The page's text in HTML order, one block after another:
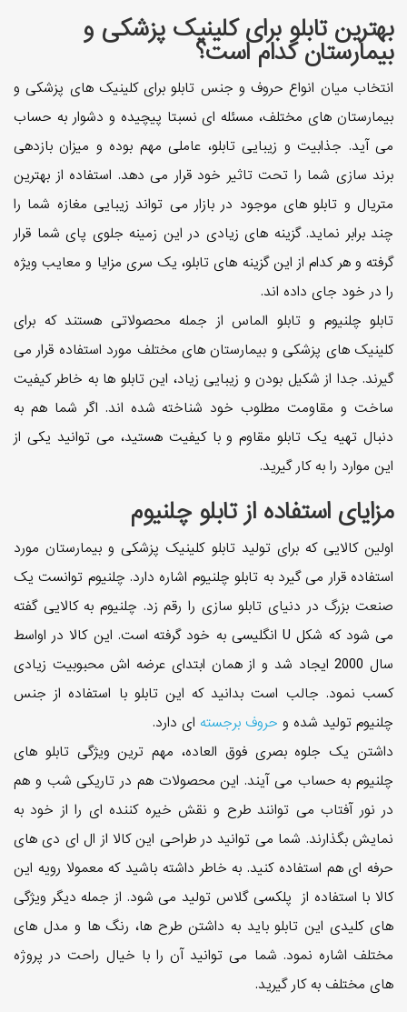
بهترین تابلو برای کلینیک پزشکی و
بیمارستان کدام است؟
انتخاب میان انواع حروف و جنس تابلو برای کلینیک های پزشکی و
بیمارستان های مختلف، مسئله ای نسبتا پیچیده و دشوار به حساب
می آید. جذابیت و زیبایی تابلو، عاملی مهم بوده و میزان بازدهی
برند سازی شما را تحت تاثیر خود قرار می دهد. استفاده از بهترین
متریال و تابلو های موجود در بازار می تواند زیبایی مغازه شما را
چند برابر نماید. گزینه های زیادی در این زمینه جلوی پای شما قرار
گرفته و هر کدام از این گزینه های تابلو، یک سری مزایا و معایب ویژه
را در خود جای داده اند.
تابلو چلنیوم و تابلو الماس از جمله محصولاتی هستند که برای
کلینیک های پزشکی و بیمارستان های مختلف مورد استفاده قرار می
گیرند. جدا از شکیل بودن و زیبایی زیاد، این تابلو ها به خاطر کیفیت
ساخت و مقاومت مطلوب خود شناخته شده اند. اگر شما هم به
دنبال تهیه یک تابلو مقاوم و با کیفیت هستید، می توانید یکی از
این موارد را به کار گیرید.
مزایای استفاده از تابلو چلنیوم
اولین کالایی که برای تولید تابلو کلینیک پزشکی و بیمارستان مورد
استفاده قرار می گیرد به تابلو چلنیوم اشاره دارد. چلنیوم توانست یک
صنعت بزرگ در دنیای تابلو سازی را رقم زد. چلنیوم به کالایی گفته
می شود که شکل U انگلیسی به خود گرفته است. این کالا در اواسط
سال 2000 ایجاد شد و از همان ابتدای عرضه اش محبوبیت زیادی
کسب نمود. جالب است بدانید که این تابلو با استفاده از جنس
چلنیوم تولید شده و حروف برجسته ای دارد.
داشتن یک جلوه بصری فوق العاده، مهم ترین ویژگی تابلو های
چلنیوم به حساب می آیند. این محصولات هم در تاریکی شب و هم
در نور آفتاب می توانند طرح و نقش خیره کننده ای را از خود به
نمایش بگذارند. شما می توانید در طراحی این کالا از ال ای دی های
حرفه ای هم استفاده کنید. به خاطر داشته باشید که معمولا رویه این
کالا با استفاده از پلکسی گلاس تولید می شود. از جمله دیگر ویژگی
های کلیدی این تابلو باید به داشتن طرح ها، رنگ ها و مدل های
مختلف اشاره نمود. شما می توانید آن را با خیال راحت در پروژه
های مختلف به کار گیرید.